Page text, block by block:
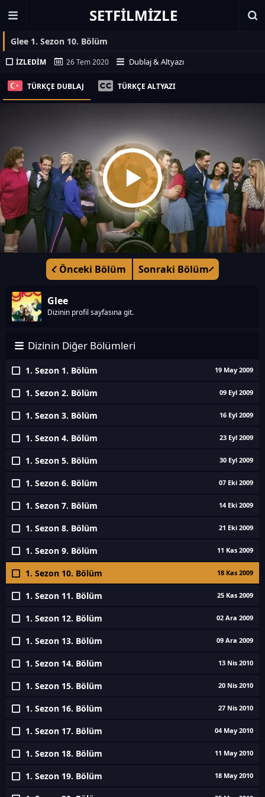
SETFILMIZLE
Glee 1. Sezon 10. Bölüm
İZLEDIM 26 Tem 2020 Dublaj & Altyazı
TÜRKÇE DUBLAJ TÜRKÇE ALTYAZI
Önceki Bölüm Sonraki Bölüm
Glee
Dizinin profil sayfasına git.
Dizinin Diğer Bölümleri
1. Sezon 1. Bölüm 19 May 2009
1. Sezon 2. Bölüm 09 Eyl 2009
1. Sezon 3. Bölüm 16 Eyl 2009
1. Sezon 4. Bölüm 23 Eyl 2009
1. Sezon 5. Bölüm 30 Eyl 2009
1. Sezon 6. Bölüm 07 Eki 2009
1. Sezon 7. Bölüm 14 Eki 2009
1. Sezon 8. Bölüm 21 Eki 2009
1. Sezon 9. Bölüm 11 Kas 2009
1. Sezon 10. Bölüm 18 Kas 2009
1. Sezon 11. Bölüm 25 Kas 2009
1. Sezon 12. Bölüm 02 Ara 2009
1. Sezon 13. Bölüm 09 Ara 2009
1. Sezon 14. Bölüm 13 Nis 2010
1. Sezon 15. Bölüm 20 Nis 2010
1. Sezon 16. Bölüm 27 Nis 2010
1. Sezon 17. Bölüm 04 May 2010
1. Sezon 18. Bölüm 11 May 2010
1. Sezon 19. Bölüm 18 May 2010